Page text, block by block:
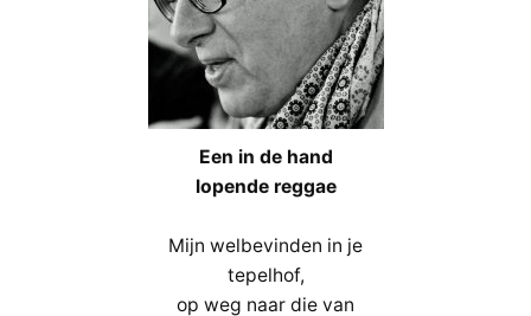
Een in de hand
lopende reggae
Mijn welbevinden in je
tepelhof,
op weg naar die van